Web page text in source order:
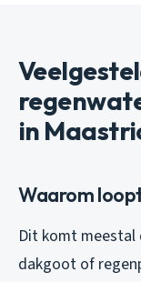
in
Waarom
Dit komt
dakgoot of